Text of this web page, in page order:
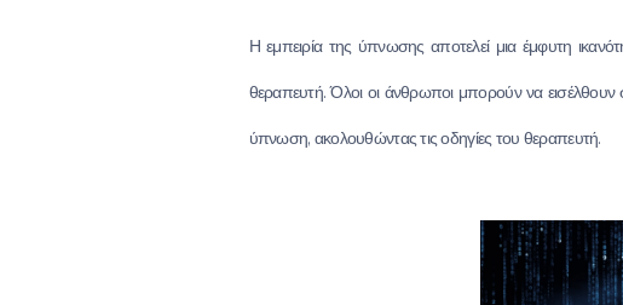
Η εμπειρία της ύπνωσης αποτελεί μια έμφυτη
θεραπευτή. Όλοι οι άνθρωποι μπορούν να
ύπνωση, ακολουθώντας τις οδηγίες του θεραπευτή.